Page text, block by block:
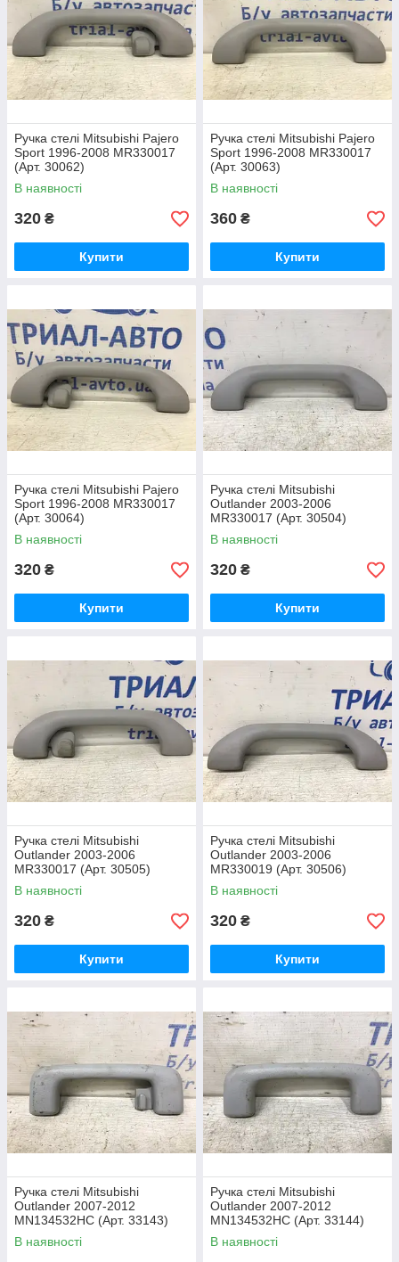
Ручка стелі Mitsubishi Pajero
Sport 1996-2008 MR330017
(Арт. 30062)
В наявності
320 ₴
Купити
Ручка стелі Mitsubishi Pajero
Sport 1996-2008 MR330017
(Арт. 30063)
В наявності
360 ₴
Купити
Ручка стелі Mitsubishi Pajero
Sport 1996-2008 MR330017
(Арт. 30064)
В наявності
320 ₴
Купити
Ручка стелі Mitsubishi
Outlander 2003-2006
MR330017 (Арт. 30504)
В наявності
320 ₴
Купити
Ручка стелі Mitsubishi
Outlander 2003-2006
MR330017 (Арт. 30505)
В наявності
320 ₴
Купити
Ручка стелі Mitsubishi
Outlander 2003-2006
MR330019 (Арт. 30506)
В наявності
320 ₴
Купити
Ручка стелі Mitsubishi
Outlander 2007-2012
MN134532HC (Арт. 33143)
В наявності
Ручка стелі Mitsubishi
Outlander 2007-2012
MN134532HC (Арт. 33144)
В наявності